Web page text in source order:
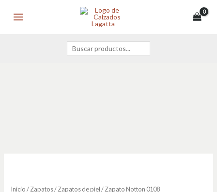
Buscar
Inicio/Zapatos/Zapatos de piel/ Zapato Notton 0108
0108